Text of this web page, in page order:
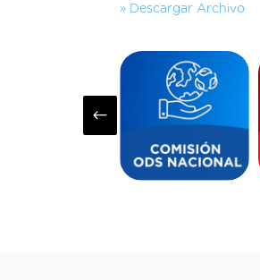
» Descargar Archivo
#